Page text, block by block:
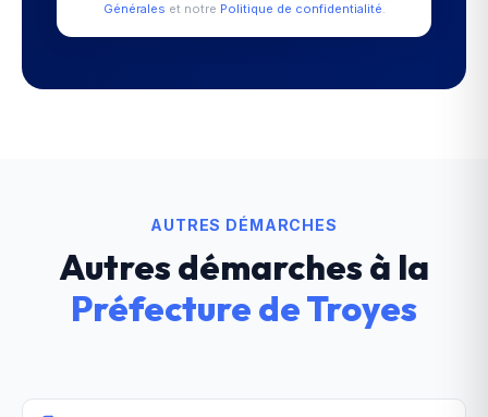
Générales et notre Politique de confidentialité.
AUTRES DÉMARCHES
Autres démarches à la
Préfecture deTroyes